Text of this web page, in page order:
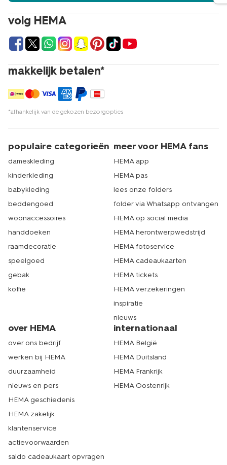
volg HEMA
makkelijk betalen*
*afhankelijk van de gekozen bezorgopties
populaire categorieën
dameskleding
kinderkleding
babykleding
beddengoed
woonaccessoires
handdoeken
raamdecoratie
speelgoed
gebak
koffie
meer voor HEMA fans
HEMA app
HEMA pas
lees onze folders
folder via Whatsapp ontvangen
HEMA op social media
HEMA herontwerpwedstrijd
HEMA fotoservice
HEMA cadeaukaarten
HEMA tickets
HEMA verzekeringen
inspiratie
nieuws
over HEMA
over ons bedrijf
werken bij HEMA
duurzaamheid
nieuws en pers
HEMA geschiedenis
HEMA zakelijk
klantenservice
actievoorwaarden
saldo cadeaukaart opvragen
internationaal
HEMA België
HEMA Duitsland
HEMA Frankrijk
HEMA Oostenrijk